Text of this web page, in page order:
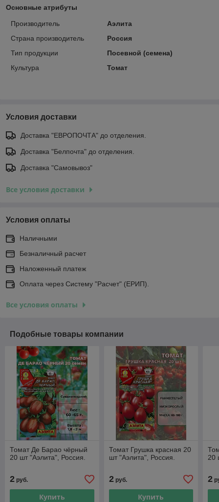
Основные атрибуты
Производитель
Аэлита
Страна производитель
Россия
Тип продукции
Посевной (семена)
Культура
Томат
Условия доставки
Доставка "ЕВРОПОЧТА" до отделения.
Доставка "Белпочта" до отделения.
Доставка "Самовывоз"
Все условия доставки
Условия оплаты
Наличными
Безналичный расчет
Наложенный платеж
Оплата через Систему "Расчет" (ЕРИП).
Все условия оплаты
Подобные товары компании
Томат Де Барао чёрный
20 шт "Aэлитa", Россия.
2 руб.
Купить
Томат Грушка красная 20
шт "Aэлитa", Россия.
2руб.
Купить
20
2